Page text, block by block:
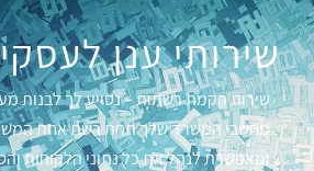
שירותי ענן
שירות הקמת רשתות – נסייע לך לבנות
מחשבי המשרד שלך תחת רשת אחת
ומאפשרת לנהל את כל נתוני הלקוחות